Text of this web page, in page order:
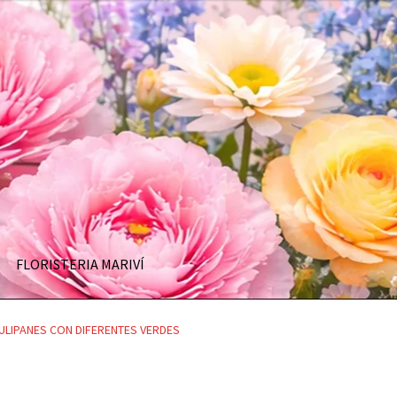
FLORISTERIA MARIVÍ
CON DIFERENTES VERDES